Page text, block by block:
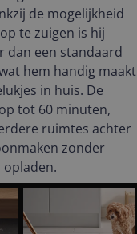
de mogelijkheid
te zuigen is hij
dan een standaard
hem handig maakt
in huis. De
tot 60 minuten,
ruimtes achter
zonder